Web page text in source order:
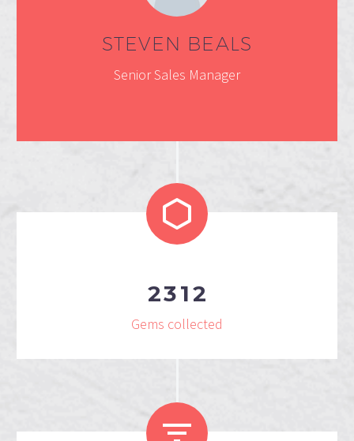
STEVEN BEALS
Senior Sales Manager
2312
Gems collected